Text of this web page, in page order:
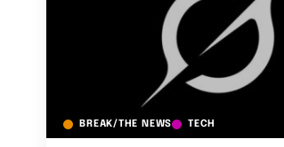
BREAK/THE NEWS TECH